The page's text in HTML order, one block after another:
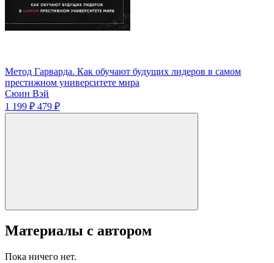
Метод Гарварда. Как обучают будущих лидеров в самом
престижном университете мира
Сюин Вэй
1 199 ₽ 479 ₽
Материалы с автором
Пока ничего нет.